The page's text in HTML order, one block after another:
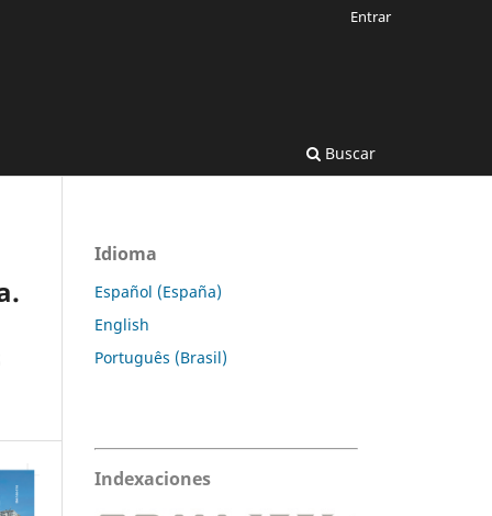
Buscar
Entrar
Idioma
Español (España)
English
Português (Brasil)
Indexaciones